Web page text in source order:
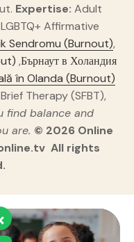
Expertise: Adult
Affirmative
Sendromu (Burnout),
,Бърнаут в Холандия
în Olanda (Burnout)
Therapy (SFBT),
find balance and
are. © 2026 Online
All rights